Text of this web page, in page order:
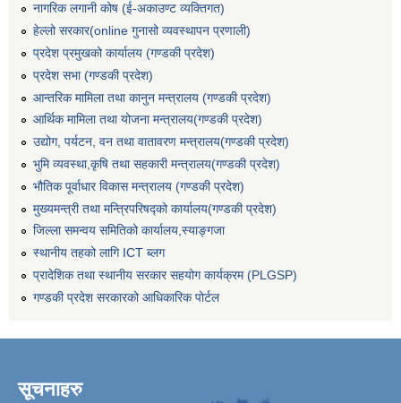
नागरिक लगानी कोष (ई-अकाउण्ट व्यक्तिगत)
हेल्लो सरकार(online गुनासो व्यवस्थापन प्रणाली)
प्रदेश प्रमुखको कार्यालय (गण्डकी प्रदेश)
प्रदेश सभा (गण्डकी प्रदेश)
आन्तरिक मामिला तथा कानुन मन्त्रालय (गण्डकी प्रदेश)
आर्थिक मामिला तथा योजना मन्त्रालय(गण्डकी प्रदेश)
उद्योग, पर्यटन, वन तथा वातावरण मन्त्रालय(गण्डकी प्रदेश)
भुमि व्यवस्था,कृषि तथा सहकारी मन्त्रालय(गण्डकी प्रदेश)
भौतिक पूर्वाधार विकास मन्त्रालय (गण्डकी प्रदेश)
मुख्यमन्त्री तथा मन्त्रिपरिषद्को कार्यालय(गण्डकी प्रदेश)
जिल्ला समन्वय समितिको कार्यालय,स्याङ्गजा
स्थानीय तहको लागि ICT ब्लग
प्रादेशिक तथा स्थानीय सरकार सहयोग कार्यक्रम (PLGSP)
गण्डकी प्रदेश सरकारको आधिकारिक पोर्टल
सूचनाहरु